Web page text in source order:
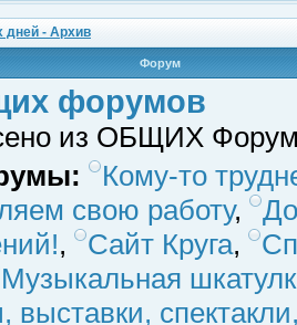
дней - Архив
Форум
форумов
из ОБЩИХ
Кому-то
свою работу,
, Сайт Круга,
Музыкальная